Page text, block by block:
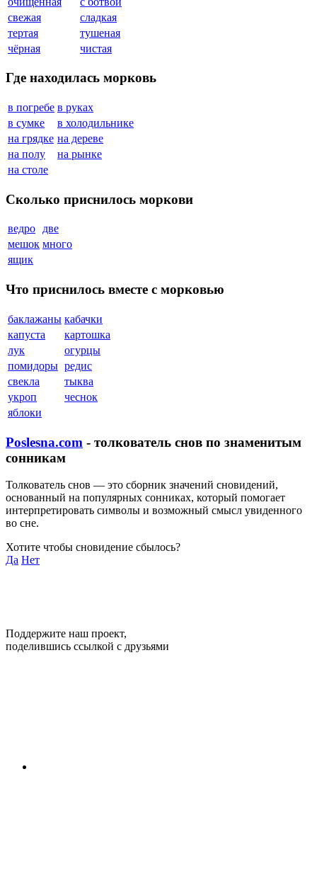
свежая
сладкая
тертая
тушеная
чёрная
чистая
Где находилась морковь
в погребе в руках
в сумке
в холодильнике
на грядке на дереве
на полу
на рынке
на столе
Сколько приснилось моркови
ведро
две
мешок много
ящик
Что приснилось вместе с морковью
баклажаны кабачки
капуста
картошка
лук
огурцы
помидоры редис
свекла
тыква
укроп
чеснок
яблоки
Poslesna.com - толкователь снов по знаменитым
сонникам
Толкователь снов — это сборник значений сновидений,
основанный на популярных сонниках, который помогает
интерпретировать символы и возможный смысл увиденного
во сне.
Хотите чтобы сновидение сбылось?
Да Нет
Поддержите наш проект,
поделившись ссылкой с друзьями